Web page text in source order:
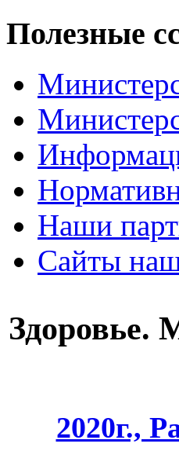
Полезные
Наши
Сайты
Здоровье.
2020г.,